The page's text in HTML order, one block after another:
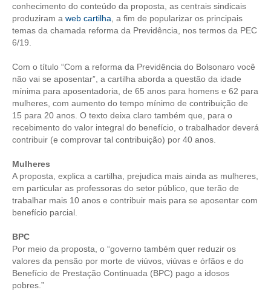
COMPOSIÇÃO
CONSELHOS ASSESSORES
PERSONALIDADES DA TECNOLOGIA
NÚCLEO DA MULHER ENGENHEIRA
TRANSPARÊNCIA
JURÍDICO
CONSULTORIA
ACORDOS, CONVENÇÕES E DISSÍDIOS
CONTRIBUIÇÕES
CONTRIBUIÇÃO ASSISTENCIAL
CONTRIBUIÇÃO ASSOCIATIVA OU ANUIDADE DE SÓCIO
CONTRIBUIÇÃO SINDICAL URBANA
conhecimento do conteúdo da proposta, as centrais sindicais
produziram a web cartilha, a fim de popularizar os principais
temas da chamada reforma da Previdência, nos termos da PEC
6/19.
Com o título “Com a reforma da Previdência do Bolsonaro você
não vai se aposentar”, a cartilha aborda a questão da idade
mínima para aposentadoria, de 65 anos para homens e 62 para
mulheres, com aumento do tempo mínimo de contribuição de
15 para 20 anos. O texto deixa claro também que, para o
recebimento do valor integral do benefício, o trabalhador deverá
contribuir (e comprovar tal contribuição) por 40 anos.
Mulheres
A proposta, explica a cartilha, prejudica mais ainda as mulheres,
em particular as professoras do setor público, que terão de
trabalhar mais 10 anos e contribuir mais para se aposentar com
benefício parcial.
BPC
Por meio da proposta, o “governo também quer reduzir os
valores da pensão por morte de viúvos, viúvas e órfãos e do
Benefício de Prestação Continuada (BPC) pago a idosos
pobres.”